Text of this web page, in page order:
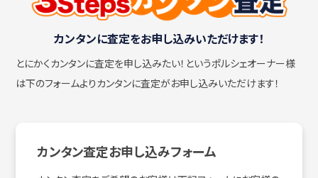
カンタンに査定をお申し込みいただけます！
とにかくカンタンに査定を申し込みたい！ というポルシェオーナー様
は下のフォームよりカンタンに査定がお申し込みいただけます！
カンタン査定お申し込みフォーム